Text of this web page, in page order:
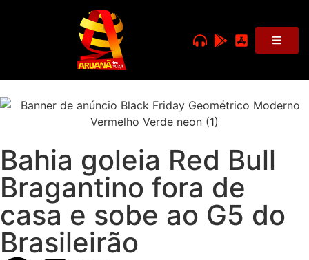
Bahia goleia Red Bull
Bragantino fora de
casa e sobe ao G5 do
Brasileirão